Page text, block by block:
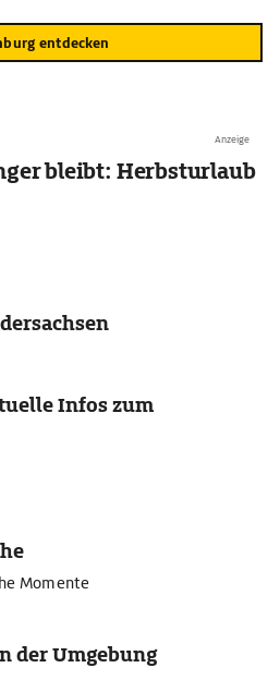
entdecken
Anzeige
bleibt: Herbsturlaub
Infos zum
Momente
der Umgebung